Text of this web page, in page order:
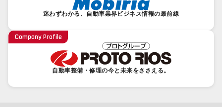
迷わずわかる、自動車業界ビジネス情報の最前線
Company Profile
自動車整備・修理の今と未来をささえる。